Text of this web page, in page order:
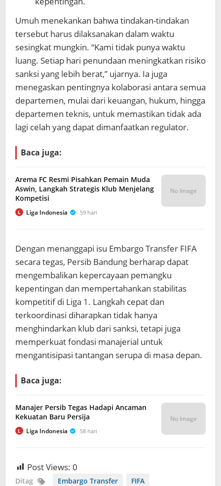
Umuh menekankan bahwa tindakan-tindakan
tersebut harus dilaksanakan dalam waktu
sesingkat mungkin. “Kami tidak punya waktu
luang. Setiap hari penundaan meningkatkan risiko
sanksi yang lebih berat,” ujarnya. Ia juga
menegaskan pentingnya kolaborasi antara semua
departemen, mulai dari keuangan, hukum, hingga
departemen teknis, untuk memastikan tidak ada
lagi celah yang dapat dimanfaatkan regulator.
Baca juga:
Arema FC Resmi Pisahkan Pemain Muda
Aswin, Langkah Strategis Klub Menjelang
Kompetisi
L Liga Indonesia 59 hari
No Image
Dengan menanggapi isu Embargo Transfer FIFA
secara tegas, Persib Bandung berharap dapat
mengembalikan kepercayaan pemangku
kepentingan dan mempertahankan stabilitas
kompetitif di Liga 1. Langkah cepat dan
terkoordinasi diharapkan tidak hanya
menghindarkan klub dari sanksi, tetapi juga
memperkuat fondasi manajerial untuk
mengantisipasi tantangan serupa di masa depan.
Baca juga:
Manajer Persib Tegas Hadapi Ancaman
Kekuatan Baru Persija
L Liga Indonesia 58 hari
No Image
Post Views: 0
Ditag Embargo Transfer
FIFA